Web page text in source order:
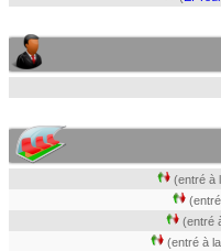
(entré à
(entré
(entré à